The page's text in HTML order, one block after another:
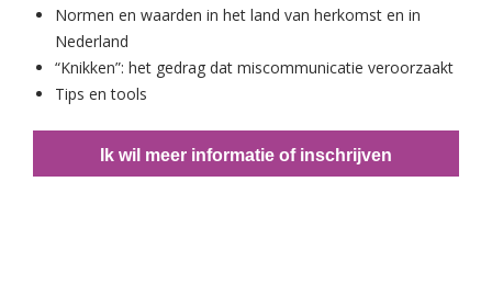
Normen en waarden in het land van herkomst en in
Nederland
“Knikken”: het gedrag dat miscommunicatie veroorzaakt
Tips en tools
Ik wil meer informatie of inschrijven